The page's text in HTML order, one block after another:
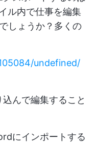
ル内で仕事を編集
しょうか？多くの
undefined/
んで編集すること
にインポートする